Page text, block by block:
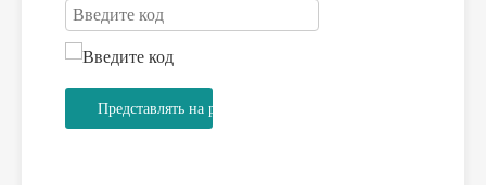
Представлять на рассмотрение